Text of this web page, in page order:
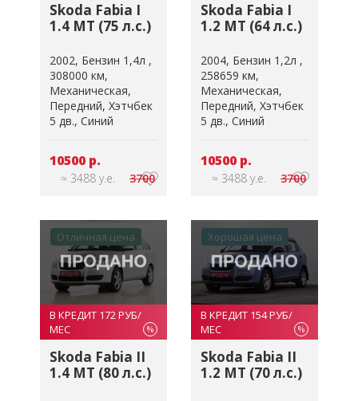
Skoda Fabia I
1.4 MT (75 л.с.)
2002 Бензин 1,4л
308000 км
Механическая
Передний Хэтчбек
5 дв. Синий
10500 р.
≈ 3488 у.е. 3700
Skoda Fabia I
1.2 MT (64 л.с.)
2004 Бензин 1,2л
258659 км
Механическая
Передний Хэтчбек
5 дв. Синий
10500 р.
≈ 3488 у.е. 3700
Отличная цена
В КРЕДИТ 172 РУБ/
МЕС
%
Skoda Fabia II
1.4 MT (80 л.с.)
Хорошая цена
В КРЕДИТ 154 РУБ/
МЕС
%
Skoda Fabia II
1.2 MT (70 л.с.)